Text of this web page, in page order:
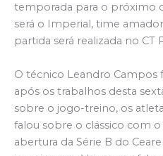
temporada para o próximo
será o Imperial, time
partida será realizada no CT
O técnico Leandro Campos
após os trabalhos desta
sobre o jogo-treino, os
falou sobre o clássico com o
abertura da Série B do